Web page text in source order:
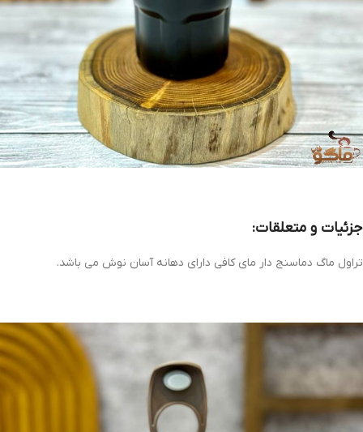
جزئیات و متعلقات:
تراول ماگ دماسنج دار مای کافی دارای دهانه آسان نوش می باشد.